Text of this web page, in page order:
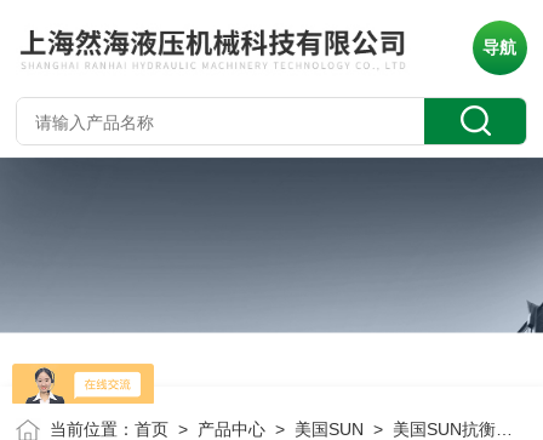
导航
当前位置：首页 > 产品中心 > 美国SUN > 美国SUN抗衡阀